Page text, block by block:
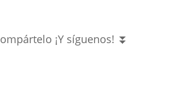
¡Y síguenos! ⏬